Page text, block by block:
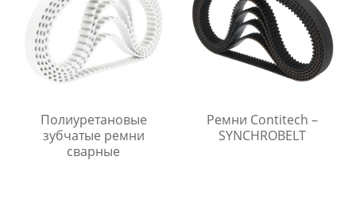
Полиуретановые
зубчатые ремни
сварные
Ремни Contitech –
SYNCHROBELT